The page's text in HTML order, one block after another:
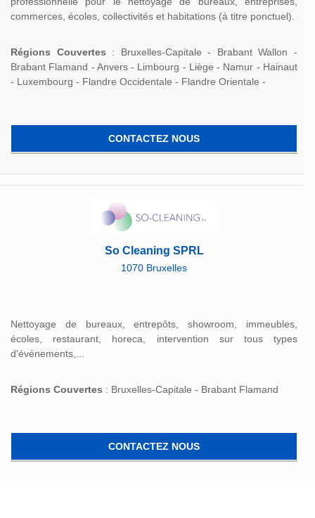
commerces, écoles, collectivités et habitations (à titre ponctuel).
Régions Couvertes : Bruxelles-Capitale - Brabant Wallon -
Brabant Flamand - Anvers - Limbourg - Liège - Namur - Hainaut
- Luxembourg - Flandre Occidentale - Flandre Orientale -
CONTACTEZ NOUS
So Cleaning SPRL
1070 Bruxelles
Nettoyage de bureaux, entrepôts, showroom, immeubles,
écoles, restaurant, horeca, intervention sur tous types
d'événements,...
Régions Couvertes : Bruxelles-Capitale - Brabant Flamand
CONTACTEZ NOUS